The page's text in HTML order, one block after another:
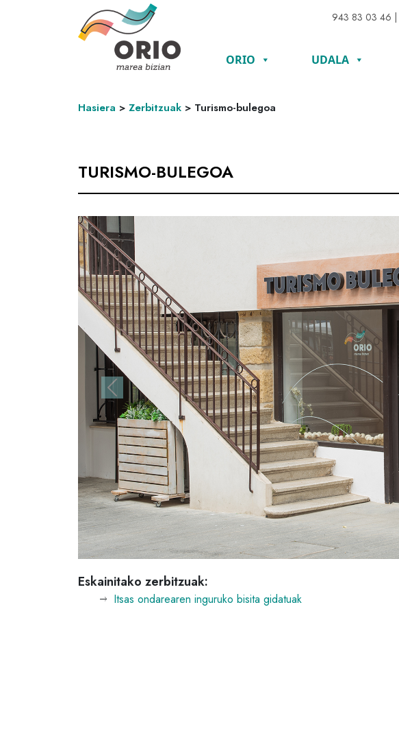
943 83 03 46 |
ORIO UDALA
Hasiera > Zerbitzuak > Turismo-bulegoa
TURISMO-BULEGOA
Previous
Eskainitako zerbitzuak:
Itsas ondarearen inguruko bisita gidatuak